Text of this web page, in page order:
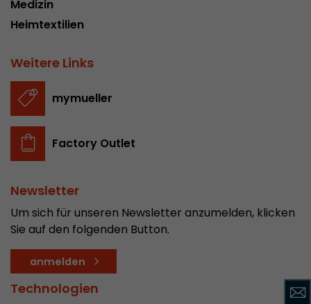
Medizin
Heimtextilien
Weitere Links
mymueller
Factory Outlet
Newsletter
Um sich für unseren Newsletter anzumelden, klicken
Sie auf den folgenden Button.
anmelden
Technologien
Zweck
Dieses Cookie gehört der Vergangenheit an
wird dieses Cookie dennoch geschrieben und
__utmz
Provider www.google.com/analytics/